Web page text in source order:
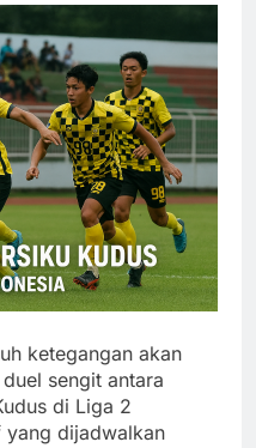
ketegangan akan
sengit antara
di Liga 2
yang dijadwalkan